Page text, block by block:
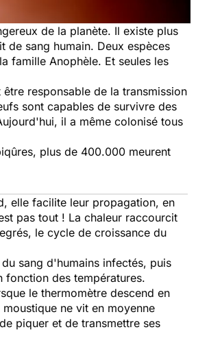
de la planète. Il existe plus
de sang humain. Deux espèces
famille Anophèle. Et seules les
responsable de la transmission
sont capables de survivre des
il a même colonisé tous
plus de 400.000 meurent
elle facilite leur propagation, en
pas tout ! La chaleur raccourcit
le cycle de croissance du
sang d'humains infectés, puis
fonction des températures.
le thermomètre descend en
ne vit en moyenne
piquer et de transmettre ses